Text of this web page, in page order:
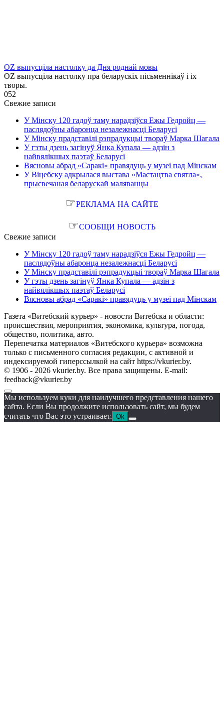
OZ выпусціла настолку да Дня роднай мовы
OZ выпусціла настолку пра беларускіх пісьменнікаў і іх
творы.
052
Свежие записи
У Мінску 120 гадоў таму нарадзіўся Ежы Гедройц —
паслядоўны абаронца незалежнасці Беларусі
У Мінску прадставілі рэпрадукцыі твораў Марка Шагала
У гэты дзень загінуў Янка Купала — адзін з
найвялікшых паэтаў Беларусі
Вясновы абрад «Саракі» правядуць у музеі пад Мінскам
У Віцебску адкрылася выстава «Мастацтва святла»,
прысвечаная беларускай маляванцы
☞РЕКЛАМА НА САЙТЕ
☞СООБЩИ НОВОСТЬ
Свежие записи
У Мінску 120 гадоў таму нарадзіўся Ежы Гедройц —
паслядоўны абаронца незалежнасці Беларусі
У Мінску прадставілі рэпрадукцыі твораў Марка Шагала
У гэты дзень загінуў Янка Купала — адзін з
найвялікшых паэтаў Беларусі
Вясновы абрад «Саракі» правядуць у музеі пад Мінскам
Газета «Витебский курьер» - новости Витебска и области:
происшествия, мероприятия, экономика, культура, погода,
общество, политика, авто.
Перепечатка материалов «Витебского курьера» возможна
только с письменного согласия редакции, с активной и
индексируемой гиперссылкой на сайт https://vkurier.by.
© 1906 - 2026 vkurier.by. Все права защищены. E-mail:
feedback@vkurier.by
Мы используем куки для наилучшего представления нашего
сайта. Если Вы продолжите использовать сайт, мы будем
считать что Вас это устраивает. Ok